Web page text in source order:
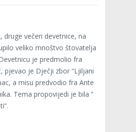
druge večeri devetnice, na
veliko mnoštvo štovatelja
je predmolio fra
pjevao je Dječji zbor “Ljiljani
a misu predvodio fra Ante
Tema propovijedi je bila “